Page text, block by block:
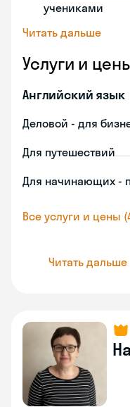
учениками
Читать дальше
Услуги и
Английский язык
Деловой - для
Для путешествий
Для начинающих -
Все услуги и цены
Читать дальше